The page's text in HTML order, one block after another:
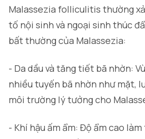
Malassezia folliculitis thường
tố nội sinh và ngoại sinh thúc
bất thường của Malassezia:
- Da dầu và tăng tiết bã nhờn:
nhiều tuyến bã nhờn như mặt,
môi trường lý tưởng cho
- Khí hậu ấm ẩm: Độ ẩm cao